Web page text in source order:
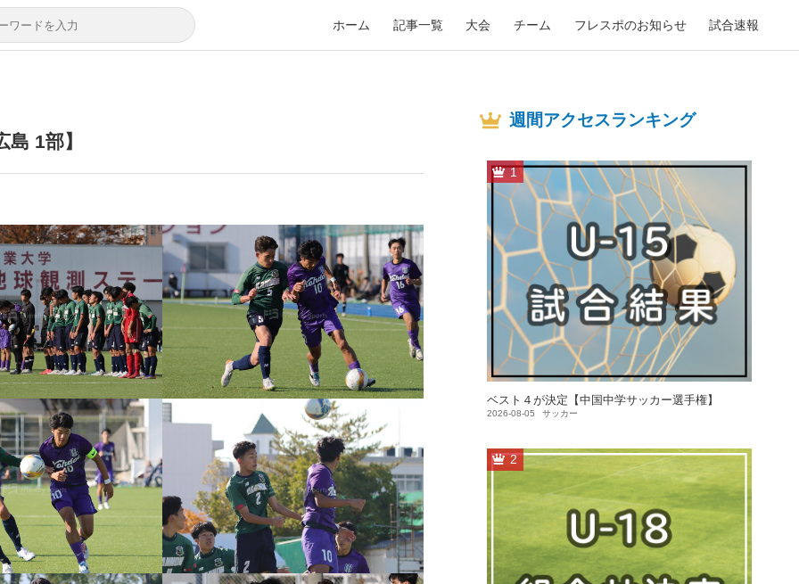
ホーム 記事一覧 大会 チーム フレスポのお知らせ 試合速報
1部】
週間アクセスランキング
1
ベスト４が決定【中国中学サッカー選手権】
2026-08-05 サッカー
2